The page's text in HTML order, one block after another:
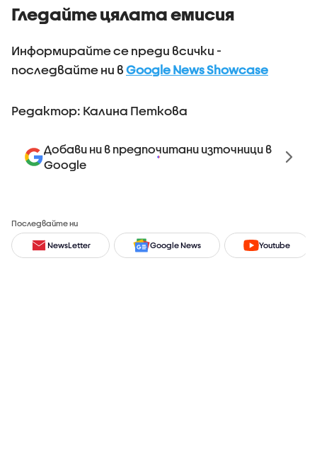
Гледайте цялата емисия
Информирайте се преди всички -
последвайте ни в Google News Showcase
Редактор: Калина Петкова
Добави ни в предпочитани източници в
Google
Последвайте ни
NewsLetter Google News Youtube